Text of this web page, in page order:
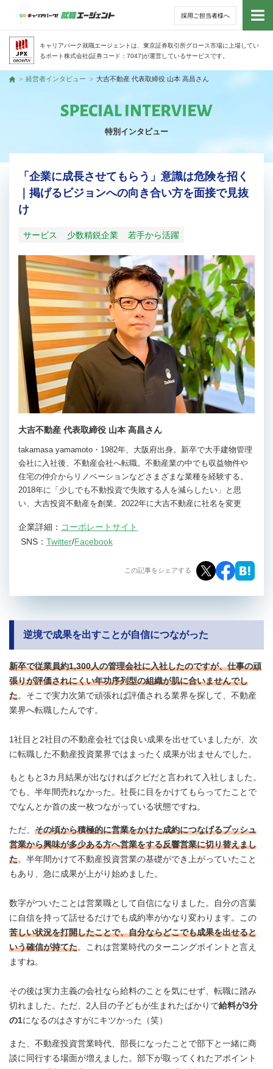
採用ご担当者様へ
キャリアパーク就職エージェントは、東京証券取引所グロース市場に上場してい
るポート株式会社(証券コード：7047)が運営しているサービスです。
トッ
トップ
経営者インタビュー 大吉不動産 代表取締役 山本 高昌さん
特別インタビュー
「企業に成長させてもらう」意識は危険を招く
｜掲げるビジョンへの向き合い方を面接で見抜
け
サービス 少数精鋭企業 若手から活躍
大吉不動産 代表取締役 山本 高昌さん
takamasa yamamoto・1982年、大阪府出身。新卒で大手建物管理
会社に入社後、不動産会社へ転職。不動産業の中でも収益物件や
住宅の仲介からリノベーションなどさまざまな業種を経験する。
2018年に「少しでも不動投資で失敗する人を減らしたい」と思
い、大吉投資不動産を創業。2022年に大吉不動産に社名を変更
企業詳細： コーポレートサイト
SNS： Twitter/Facebook
この記事をシェアする
逆境で成果を出すことが自信につながった
新卒で従業員約1,300人の管理会社に入社したのですが、仕事の頑
張りが評価されにくい年功序列型の組織が肌に合いませんでし
た。そこで実力次第で頑張れば評価される業界を探して、不動産
業界へ転職したんです。
1社目と2社目の不動産会社では良い成果を出せていましたが、次
に転職した不動産投資業界ではまったく成果が出ませんでした。
もともと3カ月結果が出なければクビだと言われて入社しました。
でも、半年間売れなかった。社長に目をかけてもらってたことで
でなんとか首の皮一枚つながっている状態ですね。
ただ、 その頃から積極的に営業をかけた成約につなげるプッシュ
営業から興味が多少ある方へ営業をする反響営業に切り替えまし
た。半年間かけて不動産投資営業の基礎ができ上がっていたこと
もあり、急に成果が上がり始めました。
数字がついたことは営業職として自信になりました。自分の言葉
に自信を持って話せるだけでも成約率がかなり変わります。この
苦しい状況を打開したことで、自分ならどこでも成果を出せると
いう確信が持てた。これは営業時代のターニングポイントと言え
ますね。
その後は実力主義の会社なら給料のことを気にせず、転職に踏み
切れました。ただ、2人目の子どもが生まれたばかりで給料が3分
の1になるのはさすがにキツかった（笑）
また、不動産投資営業時代、部長になったことで部下と一緒に商
談に同行する場面が増えました。部下が取ってくれたアポイント